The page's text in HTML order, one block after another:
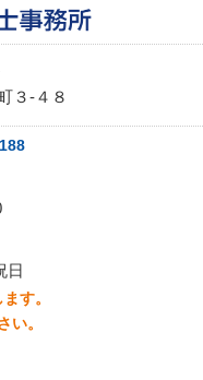
３-４８
日
す。
い。